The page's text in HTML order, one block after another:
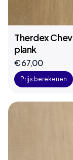
Therdex
plank
€ 67,00
Prijs berekenen